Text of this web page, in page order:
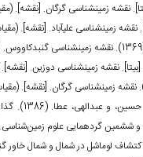
(مقیاس 1:100000). تهران: سازمان زمین‏شناسی و اکتشافات
(مقیاس 1:100000). تهران: سازمان زمین‏شناسی و اکتشافات
[نقشه]. (مقیاس 1:100000). تهران: سازمان زمین‏شناسی و
و ششمين گردهمايى علوم